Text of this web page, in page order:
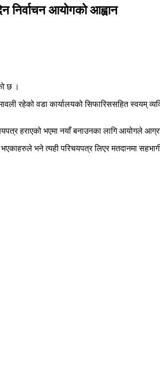
निर्वाचन आयोगको आह्वान
छ ।
रहेको वडा कार्यालयको सिफारिससहित स्वयम्
हराएको भएमा नयाँ बनाउनका लागि आयोगले
भने त्यही परिचयपत्र लिएर मतदानमा सहभागी